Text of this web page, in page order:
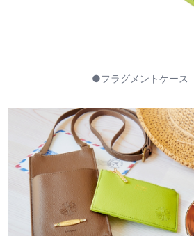
●フラグメントケー